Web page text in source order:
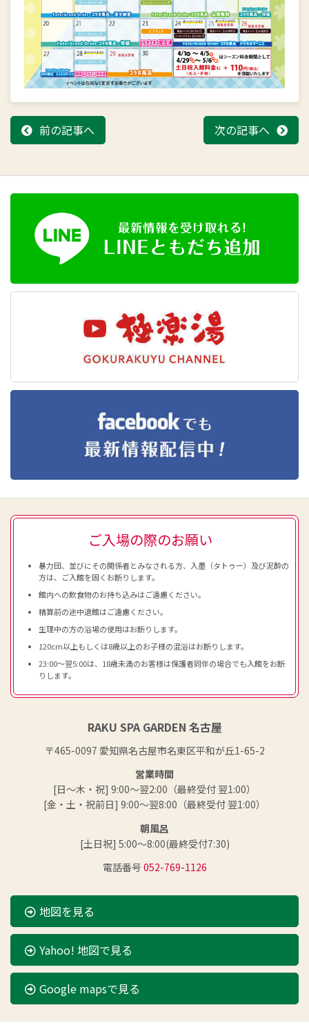
前の記事へ 次の記事へ
ご入場の際のお願い
暴力団、並びにその関係者とみなされる方、入墨（タトゥー）及び泥酔の
方は、ご入館を固くお断りします。
館内への飲食物のお持ち込みはご遠慮ください。
精算前の途中退館はご遠慮ください。
生理中の方の浴場の使用はお断りします。
120cm以上もしくは8歳以上のお子様の混浴はお断りします。
23:00～翌5:00は、18歳未満のお客様は保護者同伴の場合でも入館をお断
りします。
RAKU SPA GARDEN 名古屋
〒465-0097 愛知県名古屋市名東区平和が丘1-65-2
営業時間
[日～木・祝] 9:00～翌2:00（最終受付 翌1:00）
[金・土・祝前日] 9:00～翌8:00（最終受付 翌1:00）
朝風呂
[土日祝] 5:00～8:00(最終受付7:30)
電話番号 052-769-1126
地図を見る
Yahoo! 地図で見る
Google mapsで見る